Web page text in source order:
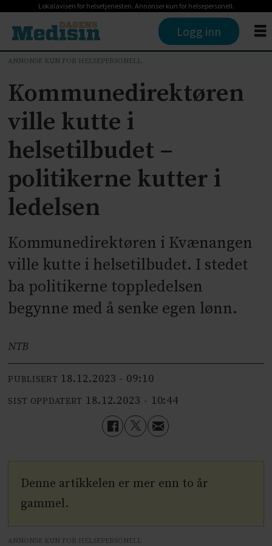
Lokalavisen for helsetjenesten. Annonser kun for helsepersonell.
Logg inn
ANNONSE KUN FOR HELSEPERSONELL
Kommunedirektøren
ville kutte i
helsetilbudet –
politikerne kutter i
ledelsen
Kommunedirektøren i Kvænangen
ville kutte i helsetilbudet. I stedet
ba politikerne toppledelsen
begynne med å senke egen lønn.
NTB
PUBLISERT 18.12.2023 - 09:10
SIST OPPDATERT 18.12.2023 - 10:44
Denne artikkelen er mer enn to år
gammel.
ANNONSE KUN FOR HELSEPERSONELL